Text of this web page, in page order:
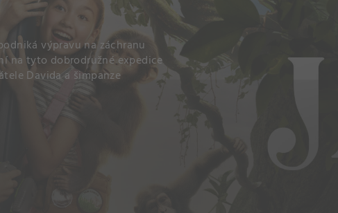
výpravu na záchranu
na tyto dobrodružné expedice
Davida a šimpanze